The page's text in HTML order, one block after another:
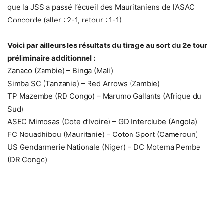
que la JSS a passé l’écueil des Mauritaniens de l’ASAC
Concorde (aller : 2-1, retour : 1-1).
Voici par ailleurs les résultats du tirage au sort du 2e tour
préliminaire additionnel :
Zanaco (Zambie) – Binga (Mali)
Simba SC (Tanzanie) – Red Arrows (Zambie)
TP Mazembe (RD Congo) – Marumo Gallants (Afrique du
Sud)
ASEC Mimosas (Cote d’Ivoire) – GD Interclube (Angola)
FC Nouadhibou (Mauritanie) – Coton Sport (Cameroun)
US Gendarmerie Nationale (Niger) – DC Motema Pembe
(DR Congo)